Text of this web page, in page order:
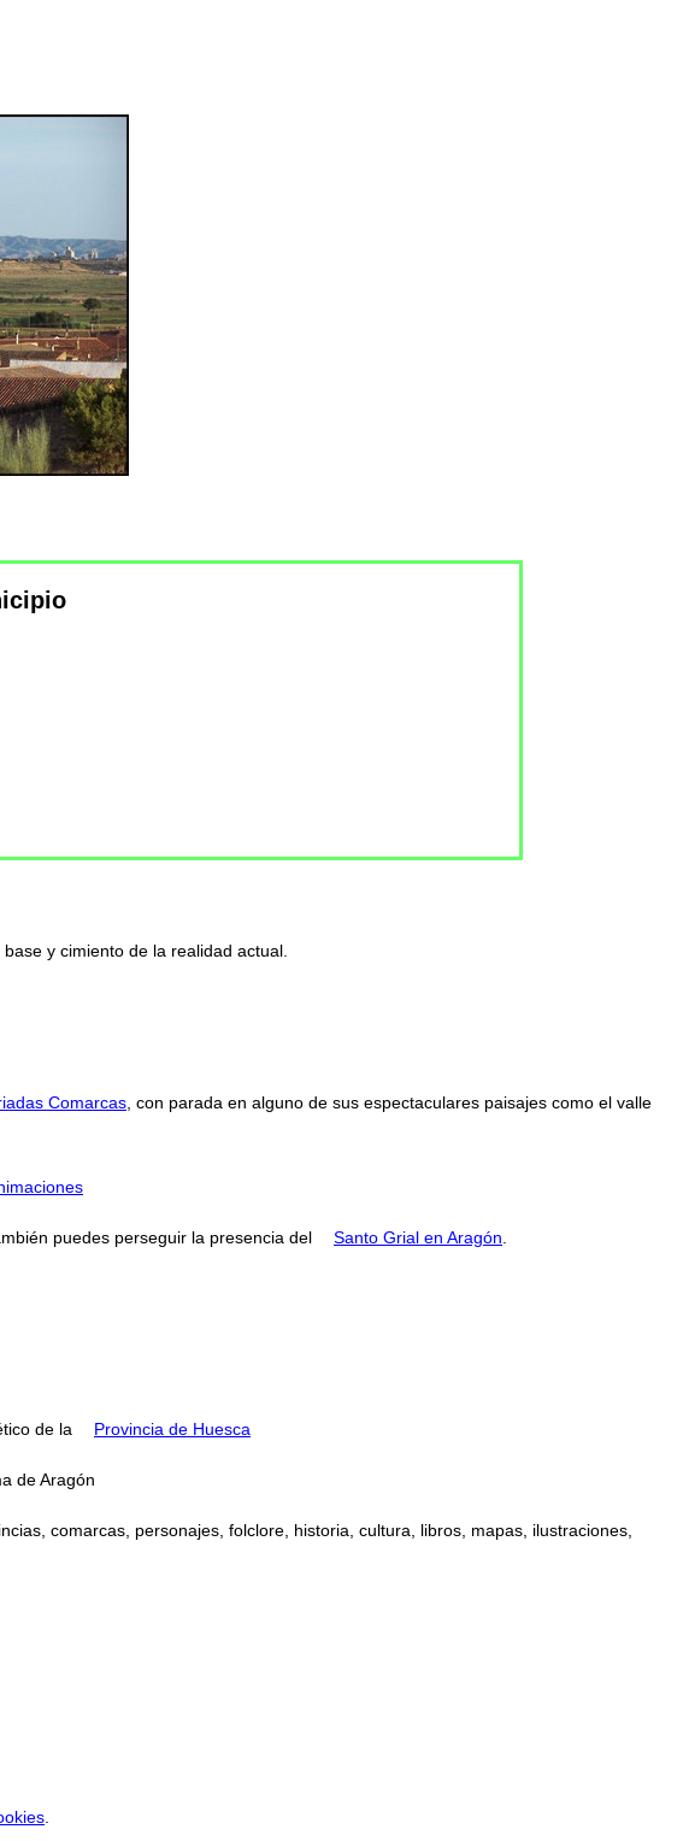
, base y cimiento de la realidad actual.
Comarcas , con parada en alguno de sus espectaculares paisajes como el valle
puedes perseguir la presencia del Santo Grial en Aragón
de la Provincia de Huesca
de Aragón
comarcas, personajes, folclore, historia, cultura, libros, mapas, ilustraciones,
.